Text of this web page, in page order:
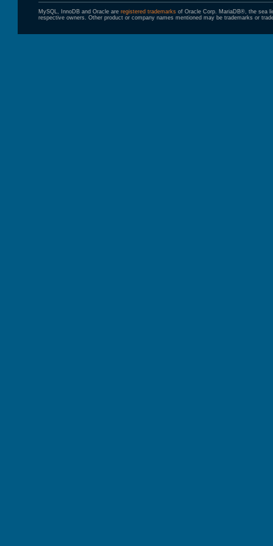
MySQL, InnoDB and Oracle are registered trademarks of Oracle Corp. MariaDB®, the sea
respective owners. Other product or company names mentioned may be trademarks or